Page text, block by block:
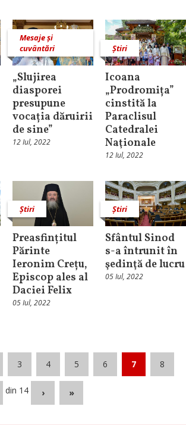
Mesaje și
cuvântări
„Slujirea
diasporei
presupune
vocația dăruirii
de sine”
12 Iul, 2022
Știri
Icoana
„Prodromița”
cinstită la
Paraclisul
Catedralei
Naţionale
12 Iul, 2022
Știri
Preasfințitul
Părinte
Ieronim Crețu,
Episcop ales al
Daciei Felix
05 Iul, 2022
Știri
Sfântul Sinod
s-a întrunit în
şedinţă de lucru
05 Iul, 2022
3 4 5 6 7 8
din 14 › »